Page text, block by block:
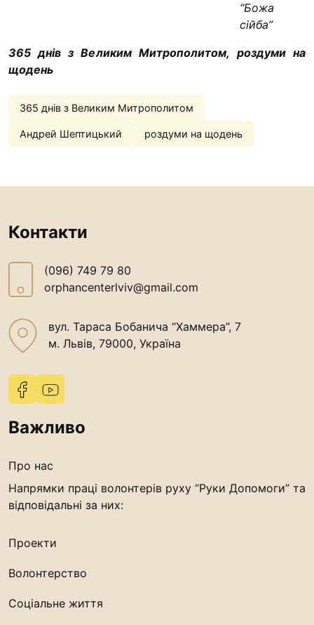
“Божа
сійба”
365 днів з Великим Митрополитом, роздуми на
щодень
365 днів з Великим Митрополитом
Андрей Шептицький роздуми на щодень
Контакти
(096) 749 79 80
orphancenterlviv@gmail.com
вул. Тараса Бобанича “Хаммера”, 7
м. Львів, 79000, Україна
Важливо
Про нас
Напрямки праці волонтерів руху “Руки Допомоги” та
відповідальні за них:
Проекти
Волонтерство
Соціальне життя